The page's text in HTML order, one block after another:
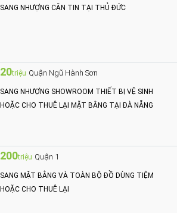
SANG NHƯỢNG CĂN TIN TẠI THỦ ĐỨC
20triệu Quận Ngũ Hành Sơn
SANG NHƯỢNG SHOWROOM THIẾT BỊ VỆ SINH
HOẶC CHO THUÊ LẠI MẶT BẰNG TẠI ĐÀ NẴNG
200triệu Quận 1
SANG MẶT BẰNG VÀ TOÀN BỘ ĐỒ DÙNG TIỆM
HOẶC CHO THUÊ LẠI